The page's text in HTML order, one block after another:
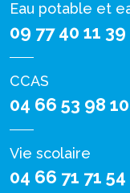
Eau potable et
09 77 40 11 39
CCAS
04 66 53 98 10
Vie scolaire
04 66 71 71 54